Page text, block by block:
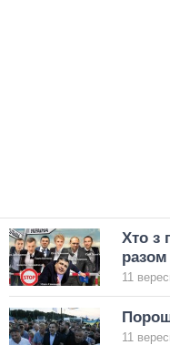
Хто з
разом
11
11